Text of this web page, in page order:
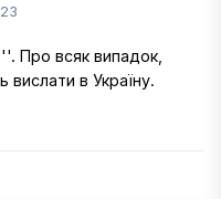
Про всяк випадок,
в Україну.